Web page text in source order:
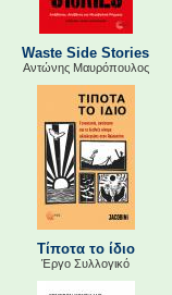
Waste Side Stories
Αντώνης Μαυρόπουλος
Τίποτα το ίδιο
Έργο Συλλογικό